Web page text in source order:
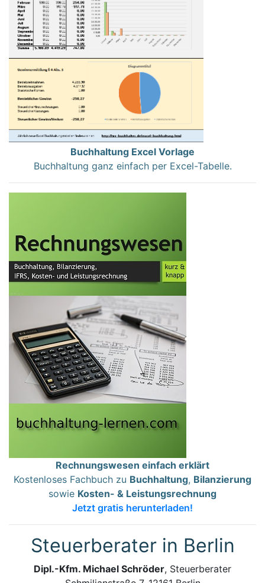
Buchhaltung Excel Vorlage
Buchhaltung ganz einfach per Excel-Tabelle.
Rechnungswesen einfach erklärt
Kostenloses Fachbuch zu Buchhaltung, Bilanzierung
sowie Kosten- & Leistungsrechnung
Jetzt gratis herunterladen!
Steuerberater in Berlin
Dipl.-Kfm. Michael Schröder, Steuerberater